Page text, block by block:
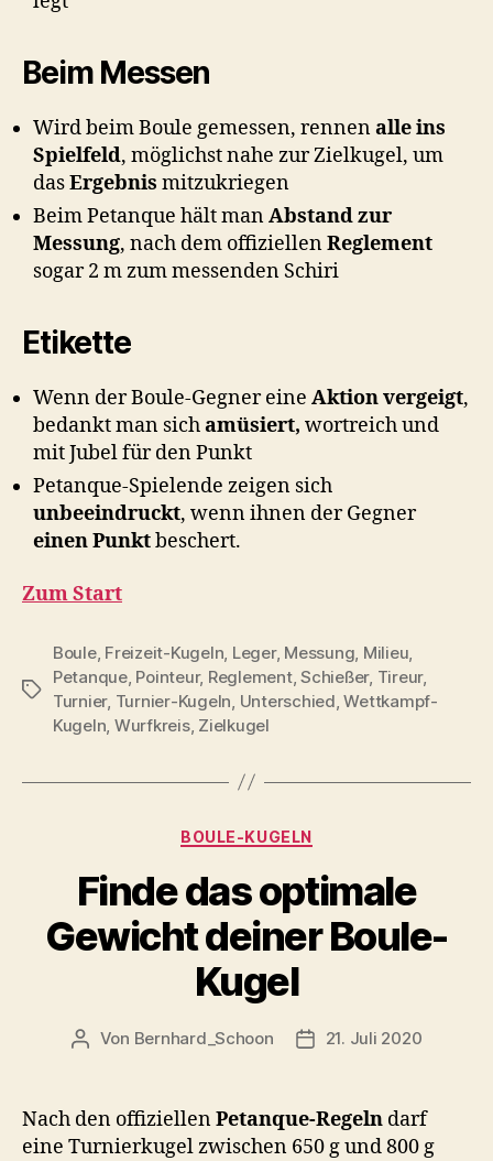
Beim Messen
Wird beim Boule gemessen, rennenalle ins
Spielfeld, möglichst nahe zur Zielkugel, um
dasErgebnis mitzukriegen
Beim Petanque hält manAbstand zur
Messung, nach dem offiziellenReglement
sogar 2 m zum messenden Schiri
Etikette
Wenn der Boule-Gegner eine Aktion vergeigt,
bedankt man sichamüsiert, wortreich und
mit Jubel für den Punkt
Petanque-Spielende zeigen sich
unbeeindruckt, wenn ihnen der Gegner
einen Punktbeschert.
Zum Start
Schlagwörter
Boule, Freizeit-Kugeln Leger, Messung Milieu
Petanque, Pointeur, Reglement,Schießer, Tireur,
Turnier, Turnier-Kugeln Unterschied ,Wettkampf-
Kugeln Wurfkreis, Zielkugel
Kategorien
BOULE-KUGELN
Finde das optimale
Gewicht deiner Boule-
Kugel
Beitragsautor
Von Bernhard_Schoon 21. Juli 2020
Nach den offiziellenPetanque-Regeln darf
eine Turnierkugel zwischen 650 g und 800 g